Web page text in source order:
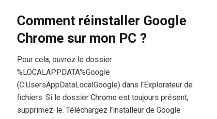
Comment réinstaller Google
Chrome sur mon PC ?
Pour cela, ouvrez le dossier
%LOCALAPPDATA%Google
(C:UsersAppDataLocalGoogle) dans l’Explorateur de
fichiers. Si le dossier Chrome est toujours présent,
supprimez-le. Téléchargez l’installeur de Google